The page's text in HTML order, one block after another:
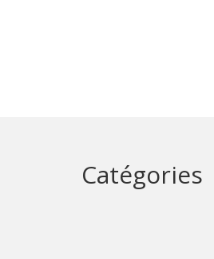
Catégories